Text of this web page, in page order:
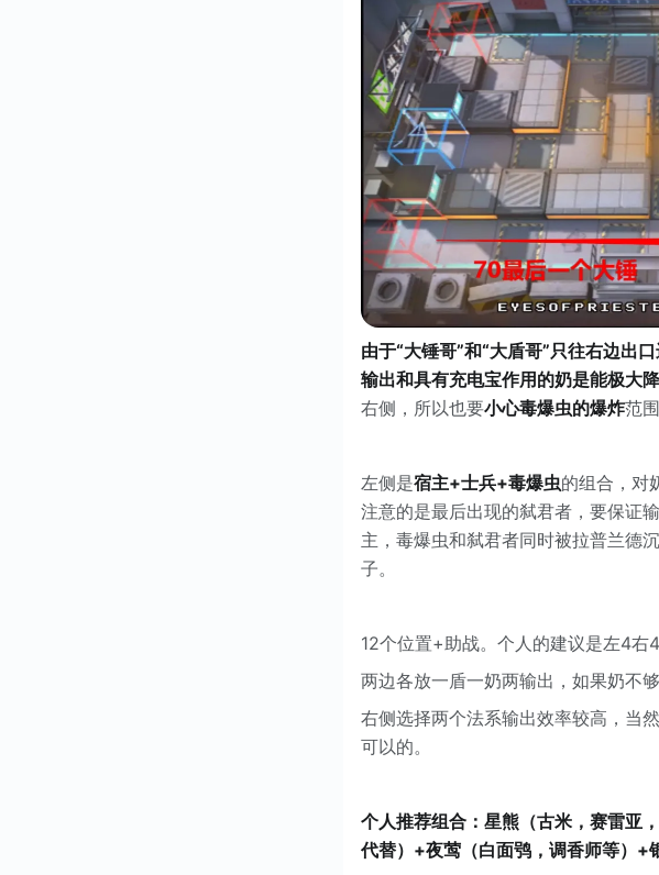
由于“大锤哥”和“大盾哥”只往右边出
输出和具有充电宝作用的奶是能极大降
右侧，所以也要小心毒爆虫的爆炸范
左侧是宿主+士兵+毒爆虫的组合，对
注意的是最后出现的弑君者，要保证
主，毒爆虫和弑君者同时被拉普兰德
子。
12个位置+助战。个人的建议是左4右4
两边各放一盾一奶两输出，如果奶不
右侧选择两个法系输出效率较高，当
可以的。
个人推荐组合：星熊（古米，赛雷亚
代替）+夜莺（白面鸮，调香师等）+